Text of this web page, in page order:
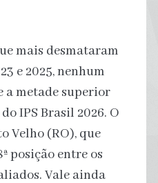
mais desmataram
e 2025, nenhum
a metade superior
IPS Brasil 2026. O
Velho (RO), que
posição entre os
Vale ainda